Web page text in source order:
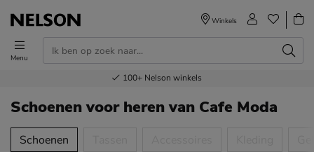
Menu
Winkels
Voor 23.00u besteld,volgende dag in huis
Gratisverzending en retour
Bestel nu,betaal later
100+ Nelson winkels
Schoenen voor herenvan Cafe Moda
over
Schoenen